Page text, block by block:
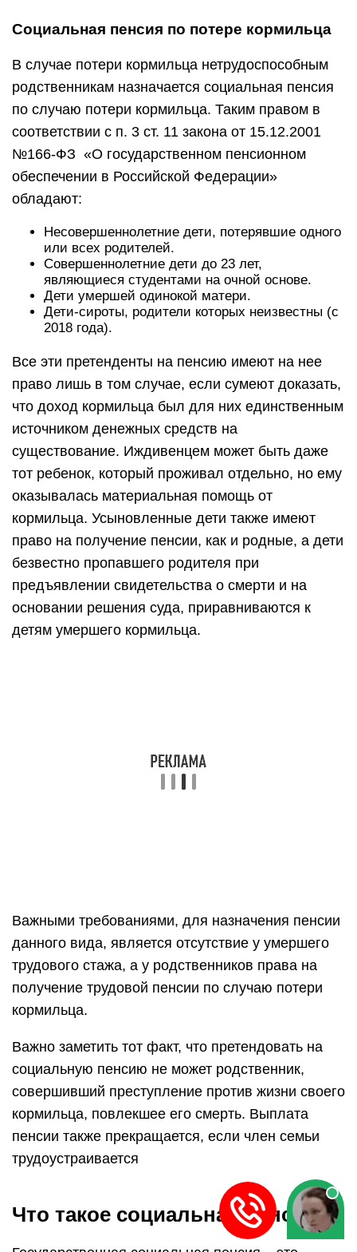
Социальная пенсия по потере кормильца
В случае потери кормильца нетрудоспособным
родственникам назначается социальная пенсия
по случаю потери кормильца. Таким правом в
соответствии с п. 3 ст. 11 закона от 15.12.2001
№166-ФЗ «О государственном пенсионном
обеспечении в Российской Федерации»
обладают:
Несовершеннолетние дети, потерявшие одного
или всех родителей.
Совершеннолетние дети до 23 лет,
являющиеся студентами на очной основе.
Дети умершей одинокой матери.
Дети-сироты, родители которых неизвестны (с
2018 года).
Все эти претенденты на пенсию имеют на нее
право лишь в том случае, если сумеют доказать,
что доход кормильца был для них единственным
источником денежных средств на
существование. Иждивенцем может быть даже
тот ребенок, который проживал отдельно, но ему
оказывалась материальная помощь от
кормильца. Усыновленные дети также имеют
право на получение пенсии, как и родные, а дети
безвестно пропавшего родителя при
предъявлении свидетельства о смерти и на
основании решения суда, приравниваются к
детям умершего кормильца.
Важными требованиями, для назначения пенсии
данного вида, является отсутствие у умершего
трудового стажа, а у родственников права на
получение трудовой пенсии по случаю потери
кормильца.
Важно заметить тот факт, что претендовать на
социальную пенсию не может родственник,
совершивший преступление против жизни своего
кормильца, повлекшее его смерть. Выплата
пенсии также прекращается, если член семьи
трудоустраивается
Что такое социальная пенсия